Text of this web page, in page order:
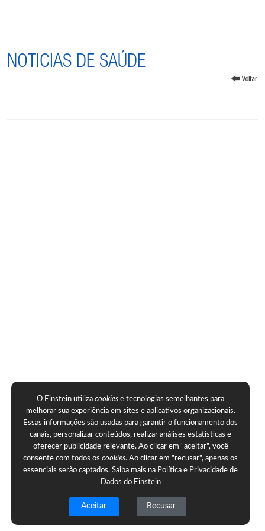
NOTICIAS DE SAÚDE
O Einstein utilizacookies e tecnologias semelhantes para
melhorar sua experiência em sites e aplicativos organizacionais.
Essas informações são usadas para garantir o funcionamento dos
canais, personalizar conteúdos, realizar análises estatísticas e
oferecer publicidade relevante. Ao clicar em "aceitar", você
consente com todos oscookies. Ao clicar em "recusar", apenas os
essenciais serão captados. Saiba mais na Política e Privacidade de
Dados do Einstein
Aceitar Recusar